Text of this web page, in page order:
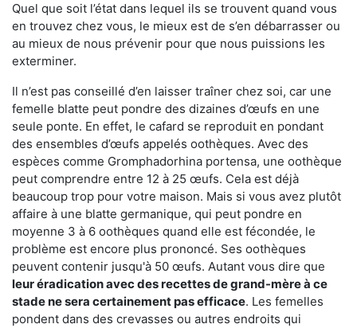
Quel que soit l’état dans lequel ils se trouvent quand vous
en trouvez chez vous, le mieux est de s’en débarrasser ou
au mieux de nous prévenir pour que nous puissions les
exterminer.
Il n’est pas conseillé d’en laisser traîner chez soi, car une
femelle blatte peut pondre des dizaines d’œufs en une
seule ponte. En effet, le cafard se reproduit en pondant
des ensembles d’œufs appelés oothèques. Avec des
espèces comme Gromphadorhina portensa, une oothèque
peut comprendre entre 12 à 25 œufs. Cela est déjà
beaucoup trop pour votre maison. Mais si vous avez plutôt
affaire à une blatte germanique, qui peut pondre en
moyenne 3 à 6 oothèques quand elle est fécondée, le
problème est encore plus prononcé. Ses oothèques
peuvent contenir jusqu'à 50 œufs. Autant vous dire que
leur éradication avec des recettes de grand-mère à ce
stade ne sera certainement pas efficace. Les femelles
pondent dans des crevasses ou autres endroits qui